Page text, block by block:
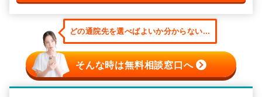
どの通院先を選べばよいか分からない...
そんな時は無料相談窓口へ